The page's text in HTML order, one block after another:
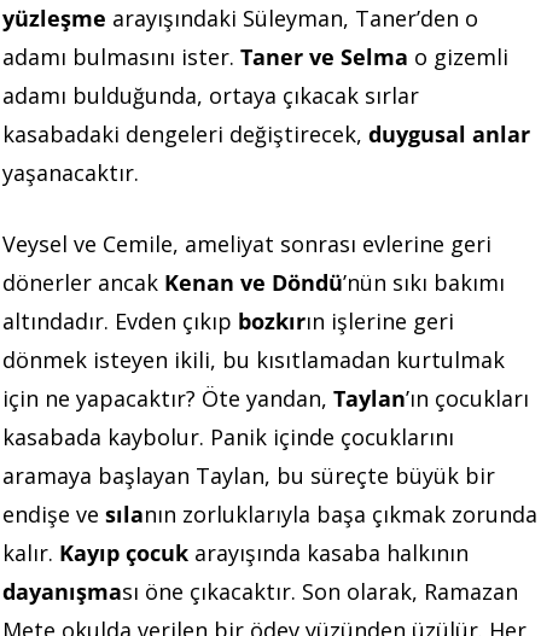
yüzleşme arayışındaki Süleyman, Taner’den o
adamı bulmasını ister. Taner ve Selma o gizemli
adamı bulduğunda, ortaya çıkacak sırlar
kasabadaki dengeleri değiştirecek, duygusal anlar
yaşanacaktır.
Veysel ve Cemile, ameliyat sonrası evlerine geri
dönerler ancak Kenan ve Döndü’nün sıkı bakımı
altındadır. Evden çıkıp bozkırın işlerine geri
dönmek isteyen ikili, bu kısıtlamadan kurtulmak
için ne yapacaktır? Öte yandan, Taylan’ın çocukları
kasabada kaybolur. Panik içinde çocuklarını
aramaya başlayan Taylan, bu süreçte büyük bir
endişe ve sılanın zorluklarıyla başa çıkmak zorunda
kalır. Kayıp çocuk arayışında kasaba halkının
dayanışması öne çıkacaktır. Son olarak, Ramazan
Mete okulda verilen bir ödev yüzünden üzülür. Her